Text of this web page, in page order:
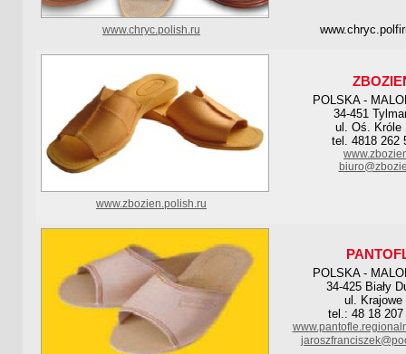
www.chryc.polish.ru
POLSKA -
34-451
ul. Oś. Króle
tel. 4818 262
www.zbozien.polish.ru
POLSKA -
34-425 Biały
ul. Krajowe
tel.: 48 18 207